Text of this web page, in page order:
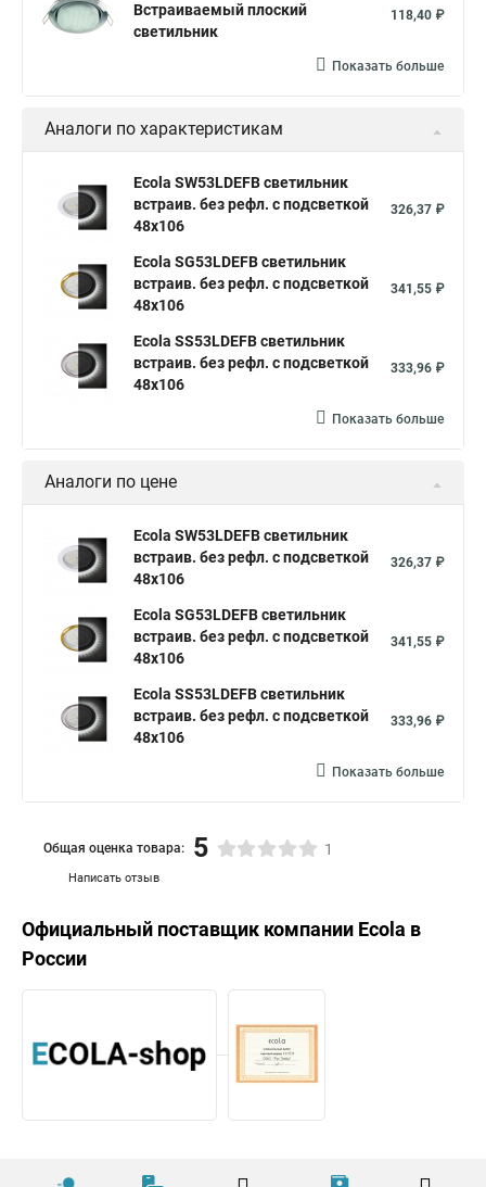
Встраиваемый плоский
светильник
118,40 ₽
Показать больше
Аналоги по характеристикам
Ecola SW53LDEFB светильник
встраив. без рефл. с подсветкой
48x106
326,37 ₽
Ecola SG53LDEFB светильник
встраив. без рефл. с подсветкой
48x106
341,55 ₽
Ecola SS53LDEFB светильник
встраив. без рефл. с подсветкой
48x106
333,96 ₽
Показать больше
Аналоги по цене
Ecola SW53LDEFB светильник
встраив. без рефл. с подсветкой
48x106
326,37 ₽
Ecola SG53LDEFB светильник
встраив. без рефл. с подсветкой
48x106
341,55 ₽
Ecola SS53LDEFB светильник
встраив. без рефл. с подсветкой
48x106
333,96 ₽
Показать больше
Написать отзыв
Общая оценка товара: 5 1
Официальный поставщик компании Ecola в
России